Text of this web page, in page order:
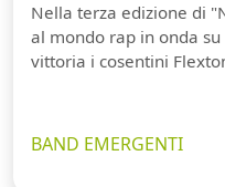
Nella terza edizione di
al mondo rap in onda
vittoria i cosentini
BAND EMERGENTI